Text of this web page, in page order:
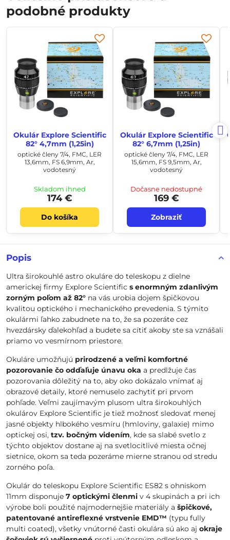
Popis
Ultra širokouhlé astro okuláre do teleskopu z dielne
americkej firmy Explore Scientific s enormným zdanlivým
zorným poľom až 82° na vás urobia dojem špičkovou
kvalitou optického i mechanického prevedenia. S týmito
okulármi ľahko zabudnete na to, že sa pozeráte cez
hvezdársky ďalekohľad a budete sa cítiť akoby ste sa vznášali
priamo vo vesmírnom priestore.
Okuláre umožňujú prirodzené a veľmi komfortné
pozorovanie čo odďaľuje únavu oka a predlžuje čas
pozorovania dôležitý na to, aby oko dokázalo vnímať aj
obrazové detaily, ktoré nemuselo zachytiť pri prvom
pohľade. Veľmi zaujímavým plusom ultra širokouhlých
okulárov Explore Scientific je tiež možnosť sledovať menej
jasné objekty hlbokého vesmíru (hmloviny, galaxie) mimo
optickej osi, tzv. bočným videním, kde sa slabé svetlo z
týchto objektov dostane aj na svetlocitlivé miesta očnej
sietnice, okom sa teda pozeráme mierne stranou od stredu
zorného poľa.
Okulár do teleskopu Explore Scientific ES82 s ohniskom
11mm disponuje 7 optickými členmi v 4 skupinách a pri ich
výrobe boli použité najmodernejšie materiály a špičkové,
patentované antireflexné vrstvenie EMD™ (typu fully
multi coated), všetky vnútorné časti okulára sú ako aj okraje
podobné produkty
Okulár Explore Scientific
82° 4,7mm (1,25in)
optické členy 7/4, FMC, LER
13,6mm, FS 6,9mm, Ar,
vodotesný
Skladom ihneď
174 €
Do košíka
Okulár Explore Scientific
82° 6,7mm (1,25in)
optické členy 7/4, FMC, LER
15,6mm, FS 9,5mm, Ar,
vodotesný
Dočasne nedostupné
169 €
Zobraziť